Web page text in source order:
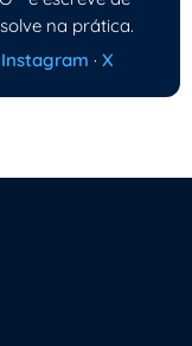
na prática.
Instagram · X